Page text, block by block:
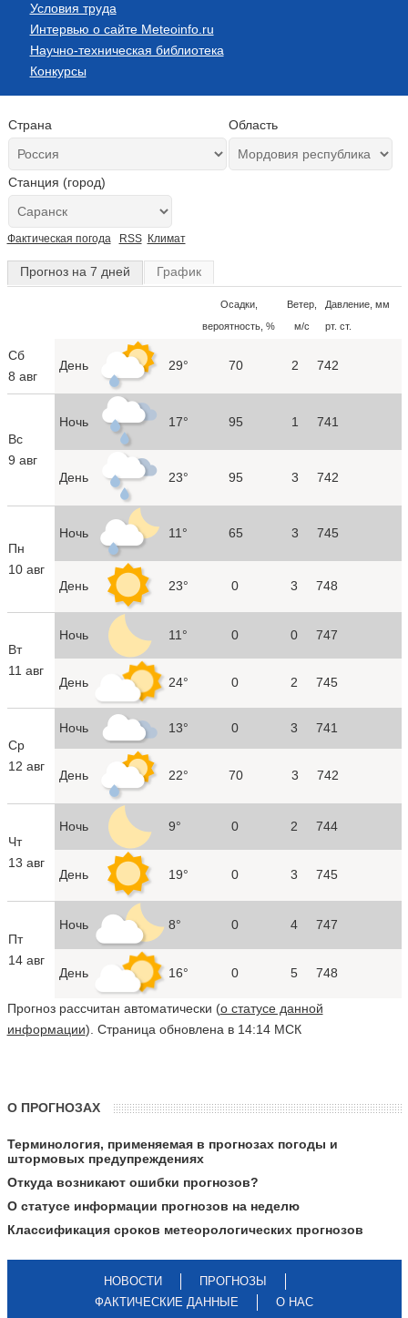
Условия труда
Интервью о сайте Meteoinfo.ru
Научно-техническая библиотека
Конкурсы
Страна Область
Станция (город)
Фактическая погода RSS Климат
Прогноз на 7 дней График
Осадки,
вероятность, %
Ветер,
м/с
Давление, мм
рт. ст.
Сб
8 авг
День 29° 70 2 742
Вс
9 авг
Ночь 17° 95 1 741
День 23° 95 3 742
Пн
10 авг
Ночь 11° 65 3 745
День 23° 0 3 748
Вт
11 авг
Ночь 11° 0 0 747
День 24° 0 2 745
Ср
12 авг
Ночь 13° 0 3 741
День 22° 70 3 742
Чт
13 авг
Ночь 9° 0 2 744
День 19° 0 3 745
Пт
14 авг
Ночь 8° 0 4 747
День 16° 0 5 748
Прогноз рассчитан автоматически (о статусе данной
информации). Страница обновлена в 14:14 МСК
О ПРОГНОЗАХ
Терминология, применяемая в прогнозах погоды и
штормовых предупреждениях
Откуда возникают ошибки прогнозов?
О статусе информации прогнозов на неделю
Классификация сроков метеорологических прогнозов
НОВОСТИ
ПРОГНОЗЫ
ФАКТИЧЕСКИЕ ДАННЫЕ
О НАС